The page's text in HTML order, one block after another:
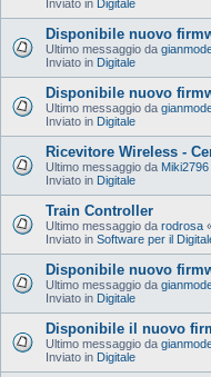
Inviato in Digitale
Disponibile nuovo
Ultimo messaggio da
Inviato in Digitale
Disponibile nuovo
Ultimo messaggio da
Inviato in Digitale
Ricevitore Wireless -
Ultimo messaggio da Miki2796
Inviato in Digitale
Train Controller
Ultimo messaggio da rodrosa
Inviato in Software per il
Disponibile nuovo
Ultimo messaggio da
Inviato in Digitale
Disponibile il nuovo
Ultimo messaggio da
Inviato in Digitale